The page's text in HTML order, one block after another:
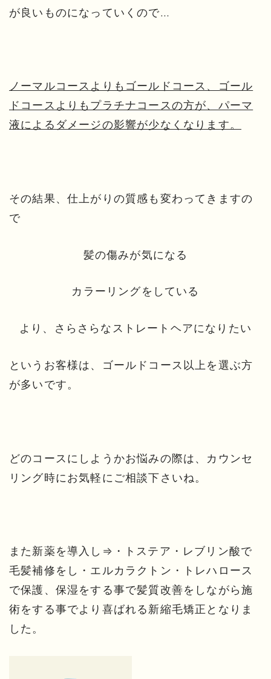
が良いものになっていくので…
ノーマルコースよりもゴールドコース、ゴール
ドコースよりもプラチナコースの方が、パーマ
液によるダメージの影響が少なくなります。
その結果、仕上がりの質感も変わってきますの
で
髪の傷みが気になる
カラーリングをしている
より、さらさらなストレートヘアになりたい
というお客様は、ゴールドコース以上を選ぶ方
が多いです。
どのコースにしようかお悩みの際は、カウンセ
リング時にお気軽にご相談下さいね。
また新薬を導入し⇒・トステア・レブリン酸で
毛髪補修をし・エルカラクトン・トレハロース
で保護、保湿をする事で髪質改善をしながら施
術をする事でより喜ばれる新縮毛矯正となりま
した。